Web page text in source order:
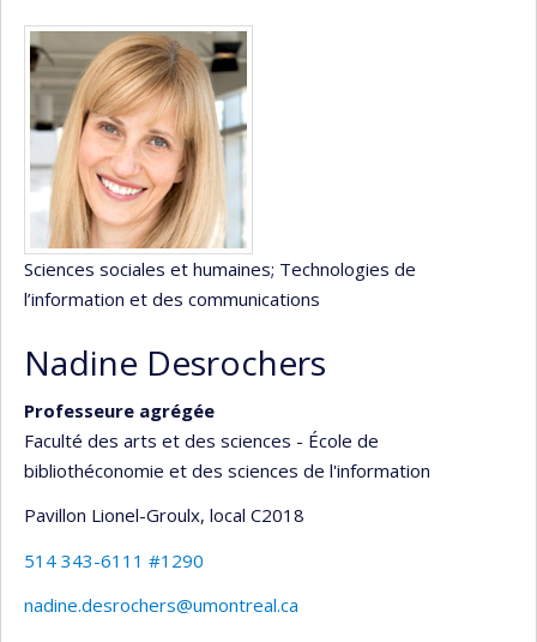
Sciences sociales et humaines; Technologies de
l’information et des communications
Nadine Desrochers
Professeure agrégée
Faculté des arts et des sciences - École de
bibliothéconomie et des sciences de l'information
Pavillon Lionel-Groulx, local C2018
514 343-6111 #1290
nadine.desrochers@umontreal.ca